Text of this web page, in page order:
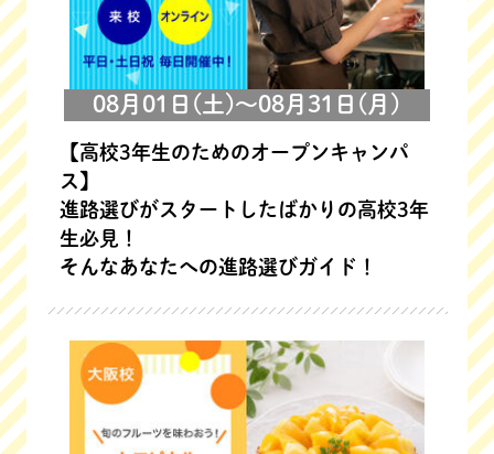
08月01日(土)～08月31日(月)
【高校3年生のためのオープンキャンパ
ス】
進路選びがスタートしたばかりの高校3年
生必見！
そんなあなたへの進路選びガイド！